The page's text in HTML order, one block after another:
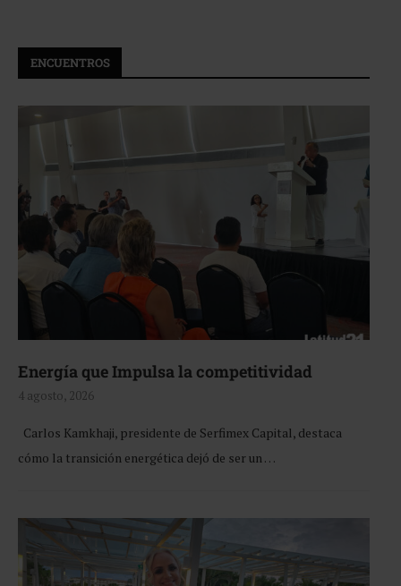
ENCUENTROS
Energía que Impulsa la competitividad
4 agosto, 2026
Carlos Kamkhaji, presidente de Serfimex Capital, destaca
cómo la transición energética dejó de ser un …